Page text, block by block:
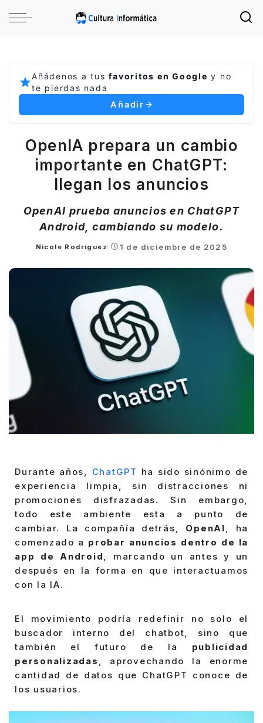
Añádenos a tusfavoritos en Google y no
te pierdas nada
Añadir
OpenIA prepara un cambio
importante en ChatGPT:
llegan los anuncios
OpenAI prueba anuncios en ChatGPT
Android, cambiando su modelo.
Posted
Nicole Rodríguez 1 de diciembre de 2025
Durante años, ChatGPT ha sido sinónimo de
experiencia limpia, sin distracciones ni
promociones disfrazadas. Sin embargo,
todo este ambiente esta a punto de
cambiar. La compañía detrás, OpenAI, ha
comenzado a probar anuncios dentro de la
app de Android, marcando un antes y un
después en la forma en que interactuamos
con la IA.
El movimiento podría redefinir no solo el
buscador interno del chatbot, sino que
también el futuro de la publicidad
personalizadas , aprovechando la enorme
cantidad de datos que ChatGPT conoce de
los usuarios.